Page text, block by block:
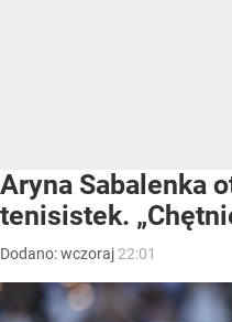
Aryna Sabalenka
tenisistek.
Dodano:wczoraj 22:01